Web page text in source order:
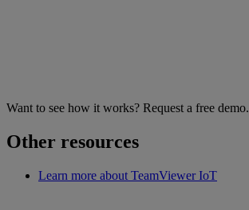
Want to see how it works? Request a free demo.
Other resources
Learn more about TeamViewer IoT